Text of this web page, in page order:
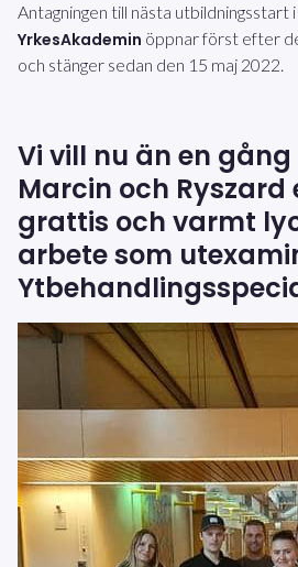
Antagningen till nästa utbildningsstart
YrkesAkademin öppnar först efter
och stänger sedan den 15 maj 2022.
Vi vill nu än en gång
Marcin och Ryszard
grattis och varmt
arbete som